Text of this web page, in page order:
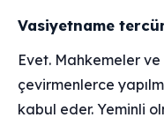
Vasiyetname
Evet. Mahkemeler
çevirmenlerce
kabul eder. Yeminli